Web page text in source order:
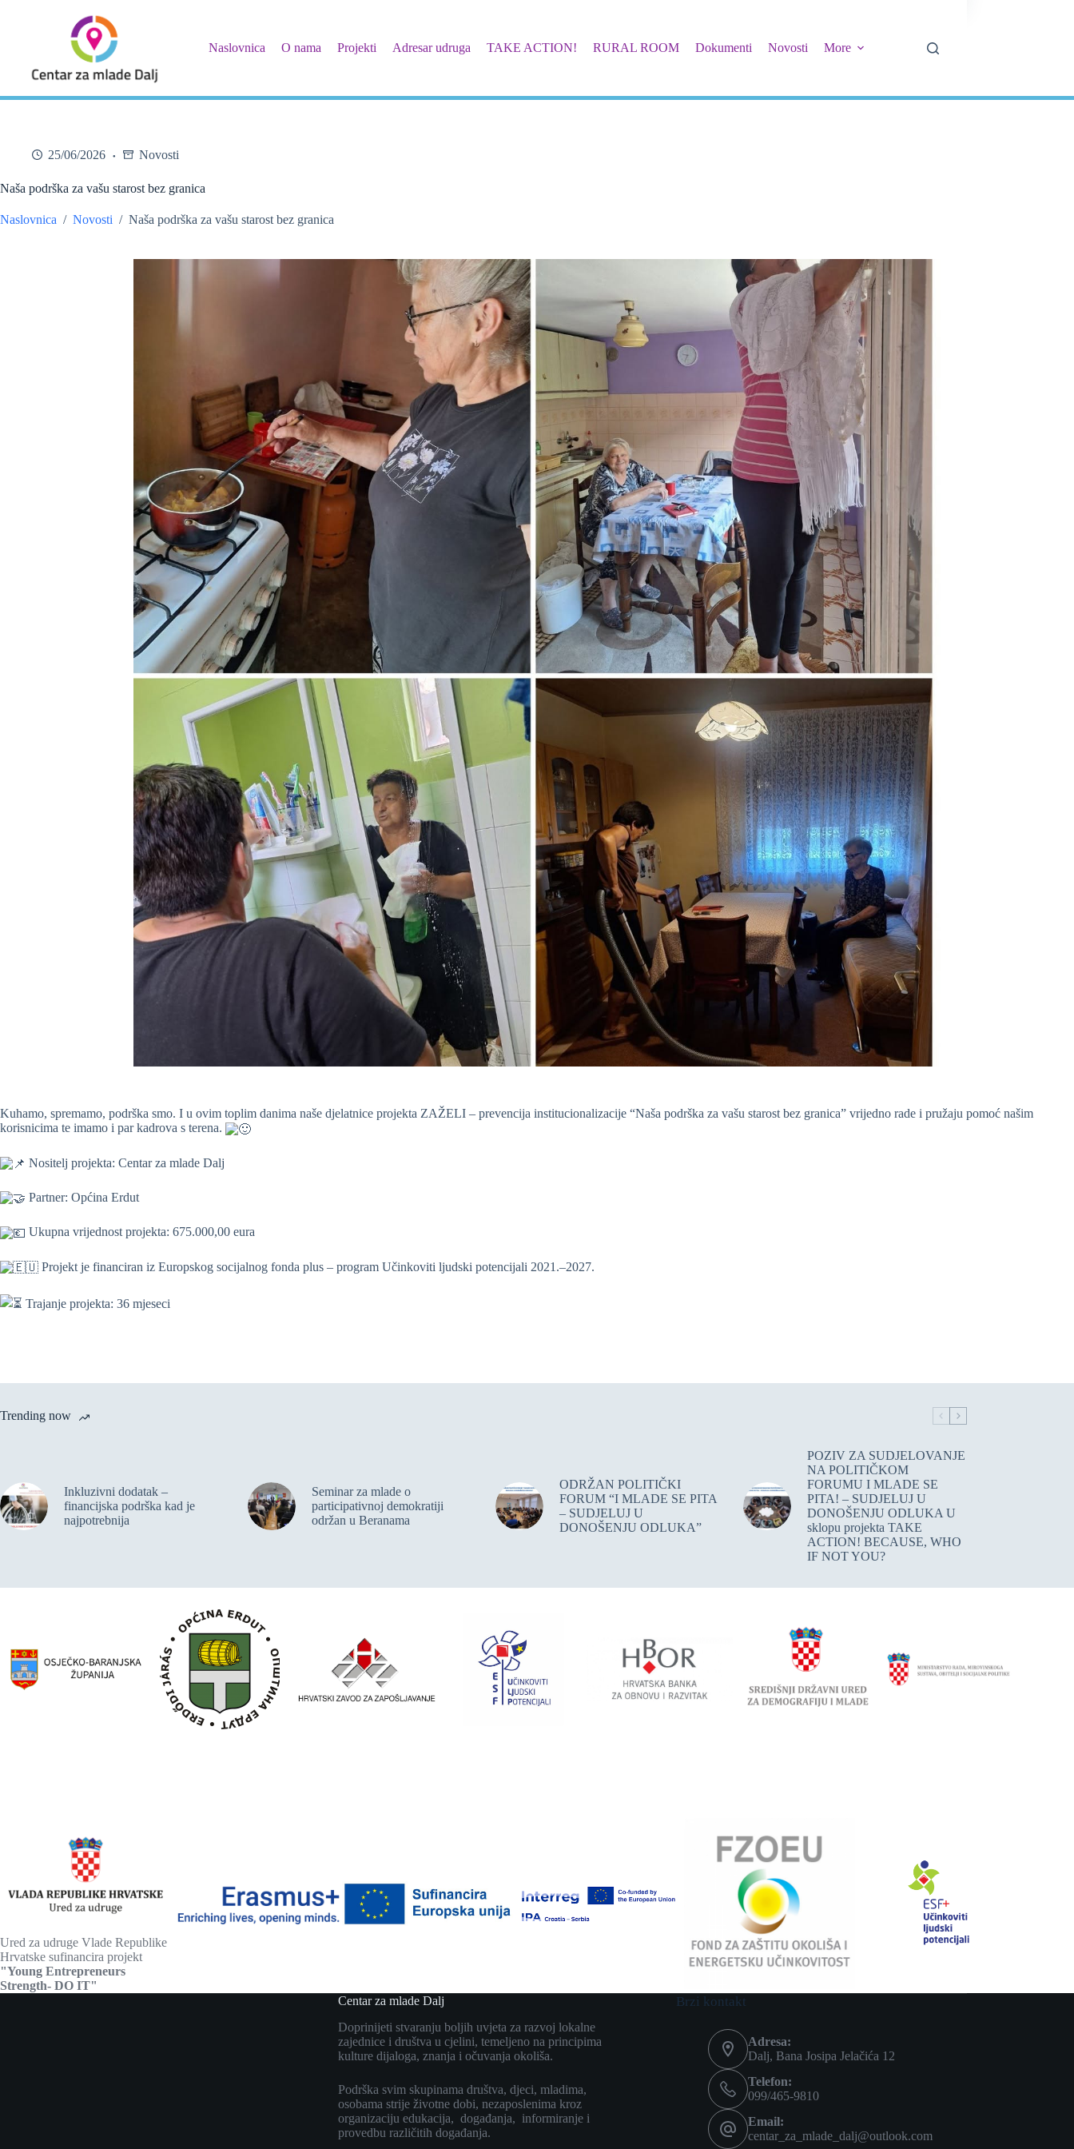
Naslovnica
O nama Projekti Adresar udruga TAKE ACTION! RURAL ROOM Dokumenti Novosti More
25/06/2026 Novosti
Naša podrška za vašu starost bez granica
Naslovnica / Novosti / Naša podrška za vašu starost bez granica
Kuhamo, spremamo, podrška smo. I u ovim toplim danima naše djelatnice projekta ZAŽELI – prevencija institucionalizacije “Naša podrška za vašu starost bez granica” vrijedno rade i pružaju pomoć našim
korisnicima te imamo i par kadrova s terena.
Nositelj projekta: Centar za mlade Dalj
Partner: Općina Erdut
Ukupna vrijednost projekta: 675.000,00 eura
Projekt je financiran iz Europskog socijalnog fonda plus – program Učinkoviti ljudski potencijali 2021.–2027.
Trajanje projekta: 36 mjeseci
Trending now
Inkluzivni dodatak –
financijska podrška kad je
najpotrebnija
Seminar za mlade o
participativnoj demokratiji
održan u Beranama
ODRŽAN POLITIČKI
FORUM “I MLADE SE PITA
– SUDJELUJ U
DONOŠENJU ODLUKA”
POZIV ZA SUDJELOVANJE
NA POLITIČKOM
FORUMU I MLADE SE
PITA! – SUDJELUJ U
DONOŠENJU ODLUKA U
sklopu projekta TAKE
ACTION! BECAUSE, WHO
IF NOT YOU?
Ured za udruge Vlade Republike
Hrvatske sufinancira projekt
"Young Entrepreneurs
Strength- DO IT"
Centar za mlade Dalj
Doprinijeti stvaranju boljih uvjeta za razvoj lokalne
zajednice i društva u cjelini, temeljeno na principima
kulture dijaloga, znanja i očuvanja okoliša.
Podrška svim skupinama društva, djeci, mladima,
osobama strije životne dobi, nezaposlenima kroz
organizaciju edukacija, događanja, informiranje i
provedbu različitih događanja.
Brzi kontakt
Adresa:
Dalj, Bana Josipa Jelačića 12
Telefon:
099/465-9810
Email:
centar_za_mlade_dalj@outlook.com